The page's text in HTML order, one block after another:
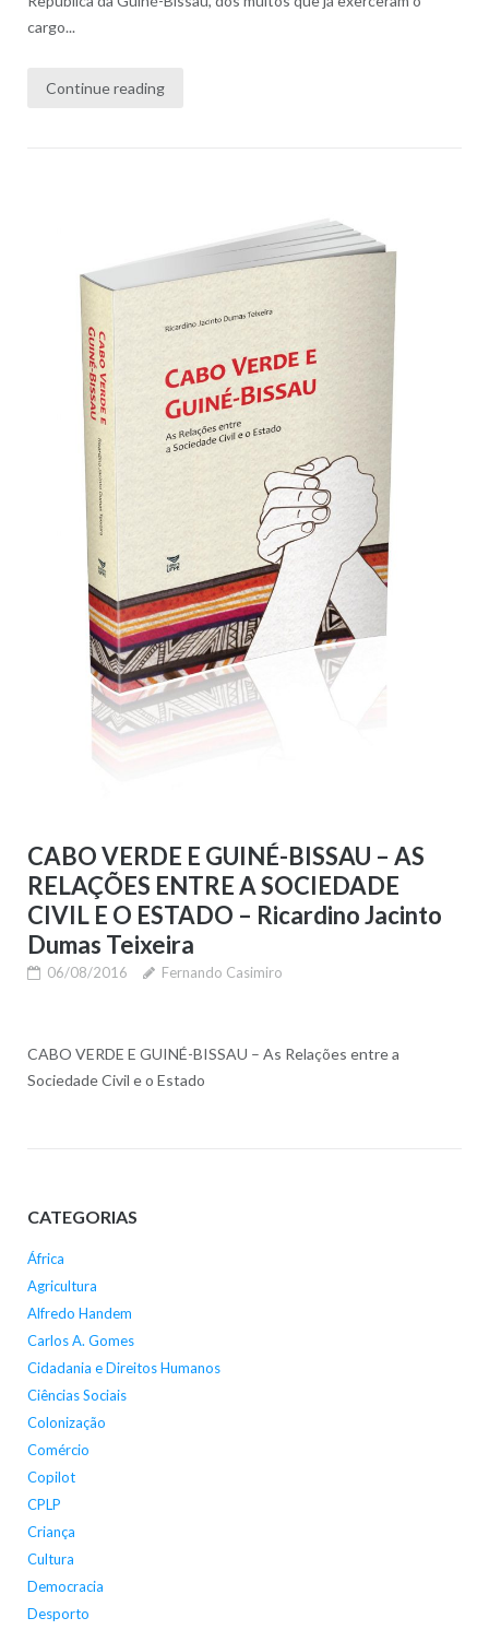
cargo...
Continue reading
CABO VERDE E GUINÉ-BISSAU – AS
RELAÇÕES ENTRE A SOCIEDADE
CIVIL E O ESTADO – Ricardino Jacinto
Dumas Teixeira
06/08/2016 Fernando Casimiro
CABO VERDE E GUINÉ-BISSAU – As Relações entre a
Sociedade Civil e o Estado
CATEGORIAS
África
Agricultura
Alfredo Handem
Carlos A. Gomes
Cidadania e Direitos Humanos
Ciências Sociais
Colonização
Comércio
Copilot
CPLP
Criança
Cultura
Democracia
Desporto